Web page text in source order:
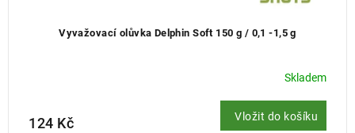
Vyvažovací olůvka Delphin Soft 150 g / 0,1 -1,5 g
Skladem
124 Kč Vložit do košíku